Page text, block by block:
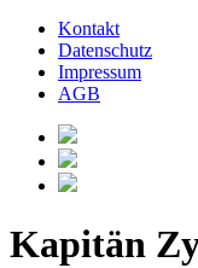
Kontakt
Datenschutz
Impressum
AGB
Kapitän